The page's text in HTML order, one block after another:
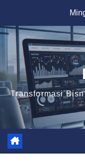
content
Transformasi